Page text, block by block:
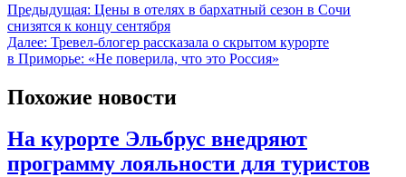
Предыдущая: Цены в отелях в бархатный сезон в Сочи
снизятся к концу сентября
Далее: Тревел-блогер рассказала о скрытом курорте
в Приморье: «Не поверила, что это Россия»
Похожие новости
На курорте Эльбрус внедряют
программу лояльности для туристов